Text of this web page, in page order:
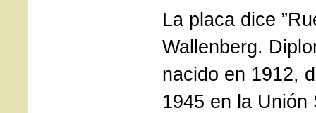
La placa dice
Wallenberg.
nacido en 1912,
1945 en la Unión